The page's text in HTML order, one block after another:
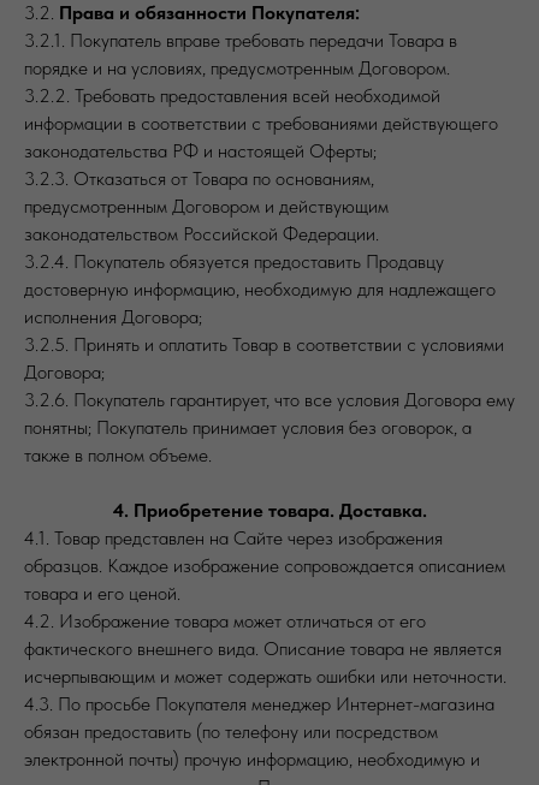
3.2. Права и обязанности Покупателя:
3.2.1. Покупатель вправе требовать передачи Товара в
порядке и на условиях, предусмотренным Договором.
3.2.2. Требовать предоставления всей необходимой
информации в соответствии с требованиями действующего
законодательства РФ и настоящей Оферты;
3.2.3. Отказаться от Товара по основаниям,
предусмотренным Договором и действующим
законодательством Российской Федерации.
3.2.4. Покупатель обязуется предоставить Продавцу
достоверную информацию, необходимую для надлежащего
исполнения Договора;
3.2.5. Принять и оплатить Товар в соответствии с условиями
Договора;
3.2.6. Покупатель гарантирует, что все условия Договора ему
понятны; Покупатель принимает условия без оговорок, а
также в полном объеме.
4. Приобретение товара. Доставка.
4.1. Товар представлен на Сайте через изображения
образцов. Каждое изображение сопровождается описанием
товара и его ценой.
4.2. Изображение товара может отличаться от его
фактического внешнего вида. Описание товара не является
исчерпывающим и может содержать ошибки или неточности.
4.3. По просьбе Покупателя менеджер Интернет-магазина
обязан предоставить (по телефону или посредством
электронной почты) прочую информацию, необходимую и